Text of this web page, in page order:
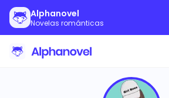
Alphanovel
Novelas románticas